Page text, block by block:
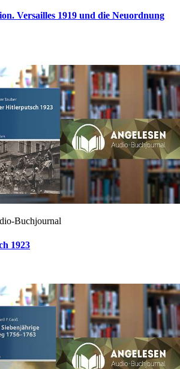
Versailles 1919 und die Neuordnung
Buchjournal
1923